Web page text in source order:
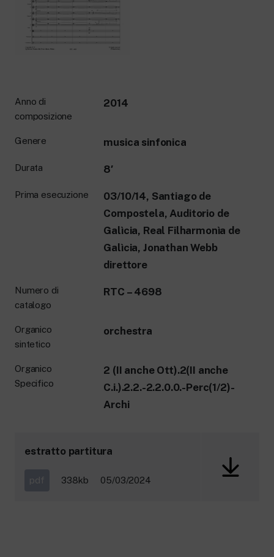
New 24 ore su 24: attualità, ultime notizie
e aggiornamenti.
Le redazioni regionali di RaiNews.
Rai TgR
Approfondimenti culturali su Arte,
Letteratura, Storia e molto altro.
adulti.
Anno di
composizione
2014
Genere musica sinfonica
Durata 8′
Prima esecuzione
03/10/14, Santiago de
Compostela, Auditorio de
Galìcia, Real Filharmonìa de
Galìcia, Jonathan Webb
direttore
Numero di
catalogo
RTC – 4698
Organico
sintetico
orchestra
Organico
Specifico
2 (II anche Ott).2(II anche
C.i.).2.2.-2.2.0.0.-Perc(1/2)-
Archi
estratto partitura
pdf 338kb 05/03/2024